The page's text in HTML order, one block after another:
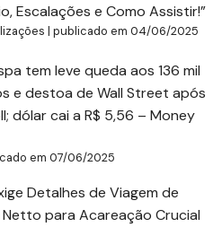
Escalações e Como Assistir!”
|publicado em 04/06/2025
tem leve queda aos 136 mil
e destoa de Wall Street após
dólar cai a R$ 5,56 – Money
em 07/06/2025
Detalhes de Viagem de
Netto para Acareação Crucial